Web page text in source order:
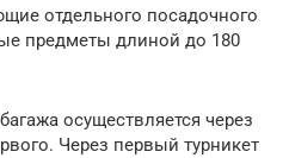
отдельного посадочного
предметы длиной до 180
осуществляется через
Через первый турникет